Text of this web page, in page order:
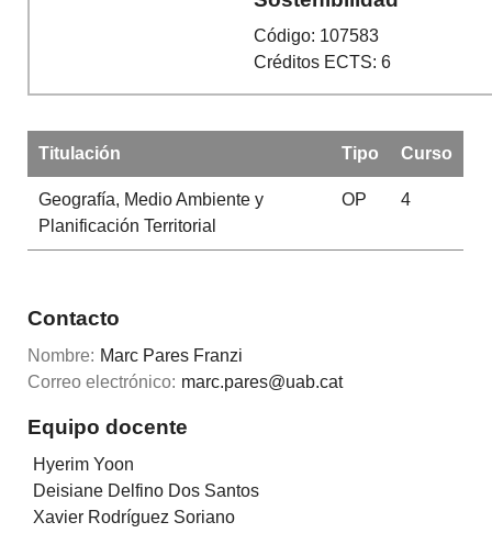
Código: 107583
Créditos ECTS: 6
Titulación Tipo Curso
Geografía, Medio Ambiente y
Planificación Territorial
OP 4
Contacto
Nombre: Marc Pares Franzi
Correo electrónico: marc.pares@uab.cat
Equipo docente
Hyerim Yoon
Deisiane Delfino Dos Santos
Xavier Rodríguez Soriano